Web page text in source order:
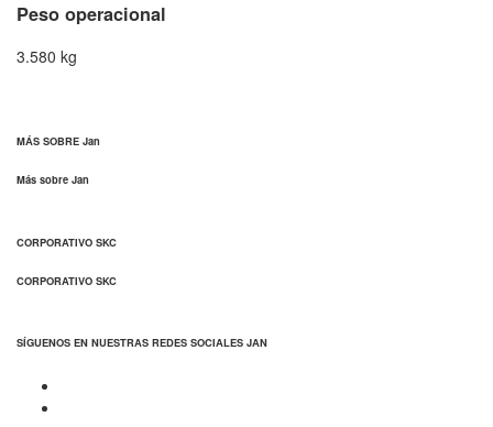
Peso operacional
3.580 kg
MÁS SOBRE Jan
Más sobre Jan
CORPORATIVO SKC
CORPORATIVO SKC
SÍGUENOS EN NUESTRAS REDES SOCIALES JAN